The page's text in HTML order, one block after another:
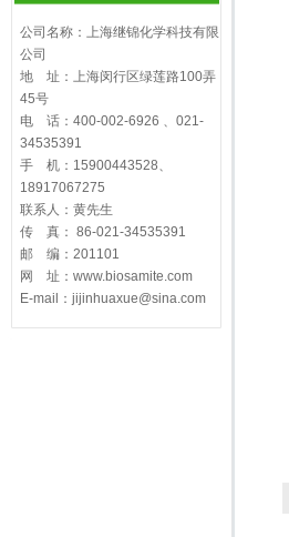
公司名称：上海继锦化学科技有限
公司
地 址：上海闵行区绿莲路100弄
45号
电 话：400-002-6926 、021-
34535391
手 机：15900443528、
18917067275
联系人：黄先生
传 真： 86-021-34535391
邮 编：201101
网 址：www.biosamite.com
E-mail：jijinhuaxue@sina.com